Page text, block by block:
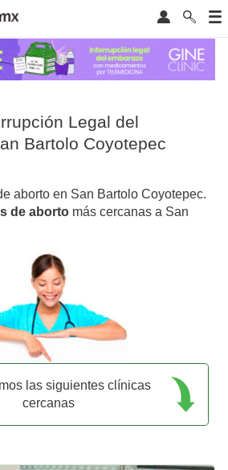
Legal del
Bartolo Coyotepec
aborto en San Bartolo Coyotepec.
de aborto más cercanas a San
las siguientes clínicas
cercanas